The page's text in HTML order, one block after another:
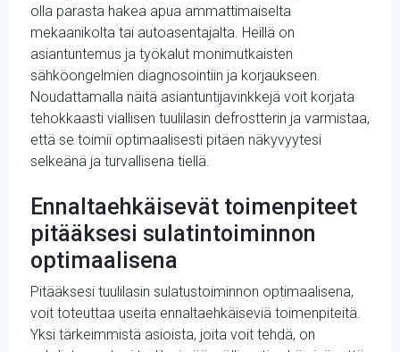
olla parasta hakea apua ammattimaiselta
mekaanikolta tai autoasentajalta. Heillä on
asiantuntemus ja työkalut monimutkaisten
sähköongelmien diagnosointiin ja korjaukseen.
Noudattamalla näitä asiantuntijavinkkejä voit korjata
tehokkaasti viallisen tuulilasin defrostterin ja varmistaa,
että se toimii optimaalisesti pitäen näkyvyytesi
selkeänä ja turvallisena tiellä.
Ennaltaehkäisevät toimenpiteet
pitääksesi sulatintoiminnon
optimaalisena
Pitääksesi tuulilasin sulatustoiminnon optimaalisena,
voit toteuttaa useita ennaltaehkäiseviä toimenpiteitä.
Yksi tärkeimmistä asioista, joita voit tehdä, on